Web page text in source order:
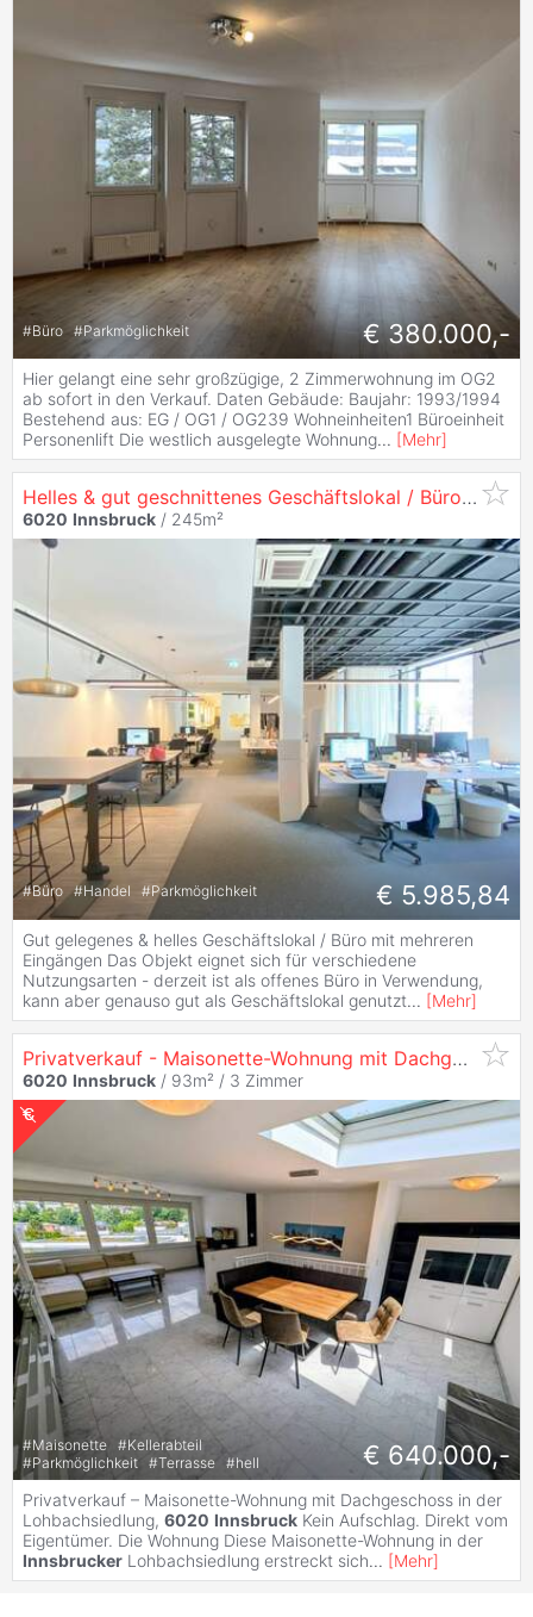
#Büro #Parkmöglichkeit € 380.000,-
Hier gelangt eine sehr großzügige, 2 Zimmerwohnung im OG2
ab sofort in den Verkauf. Daten Gebäude: Baujahr: 1993/1994
Bestehend aus: EG / OG1 / OG239 Wohneinheiten1 Büroeinheit
Personenlift Die westlich ausgelegte Wohnung... [Mehr]
Helles & gut geschnittenes Geschäftslokal / Büro - in
6020 Innsbruck / 245m²
#Büro #Handel #Parkmöglichkeit € 5.985,84
Gut gelegenes & helles Geschäftslokal / Büro mit mehreren
Eingängen Das Objekt eignet sich für verschiedene
Nutzungsarten - derzeit ist als offenes Büro in Verwendung,
kann aber genauso gut als Geschäftslokal genutzt... [Mehr]
Privatverkauf - Maisonette-Wohnung mit Dachgeschoss in der Lohbachsiedlung,
6020 Innsbruck / 93m² / 3 Zimmer
#Maisonette #Kellerabteil
#Parkmöglichkeit #Terrasse #hell € 640.000,-
Privatverkauf – Maisonette-Wohnung mit Dachgeschoss in der
Lohbachsiedlung, 6020 Innsbruck Kein Aufschlag. Direkt vom
Eigentümer. Die Wohnung Diese Maisonette-Wohnung in der
Innsbrucker Lohbachsiedlung erstreckt sich... [Mehr]